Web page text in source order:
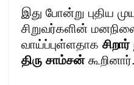
இது போன்று புதிய
சிறுவர்களின்
வாய்ப்புள்ளதாக
திரு சாம்சன்கூறினார்.